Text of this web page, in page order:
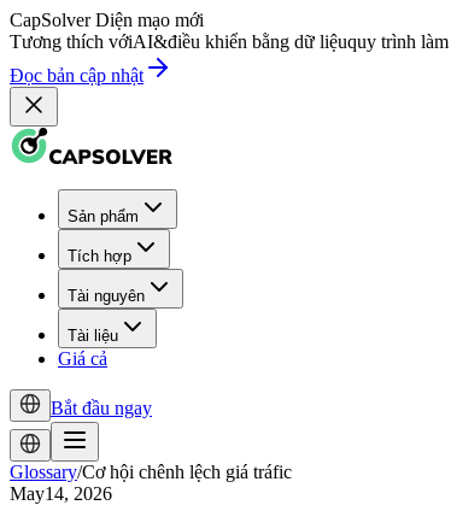
CapSolver Diện mạo mới
Tương thích vớiAI&điều khiển bằng dữ liệuquy trình
Đọc bản cập nhật
Sản phẩm
Tích hợp
Tài nguyên
Tài liệu
Giá cả
Bắt đầu ngay
Glossary/Cơ hội chênh lệch giá tráfic
May14, 2026